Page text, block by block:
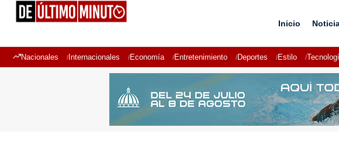
Inicio
Nacionales Internacionales Economía Entretenimiento Deportes Estilo